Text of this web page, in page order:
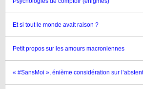
Et si tout le monde avait raison ?
Petit propos sur les amours macroniennes
« #SansMoi », énième considération sur